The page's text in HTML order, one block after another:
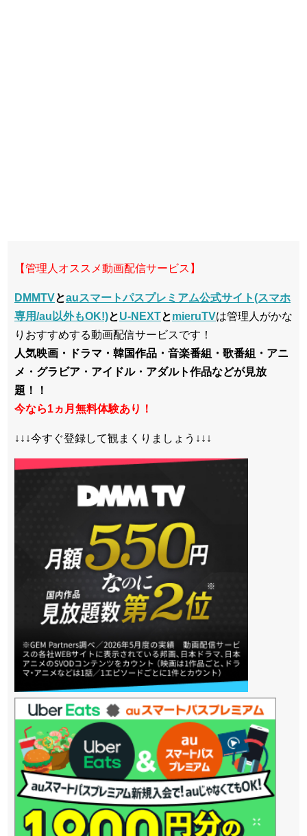
【管理人オススメ動画配信サービス】
DMMTVとauスマートパスプレミアム公式サイト(スマホ
専用/au以外もOK!)とU-NEXTとmieruTVは管理人がかな
りおすすめする動画配信サービスです！
人気映画・ドラマ・韓国作品・音楽番組・歌番組・アニ
メ・グラビア・アイドル・アダルト作品などが見放
題！！
今なら1ヵ月無料体験あり！
↓↓↓今すぐ登録して観まくりましょう↓↓↓